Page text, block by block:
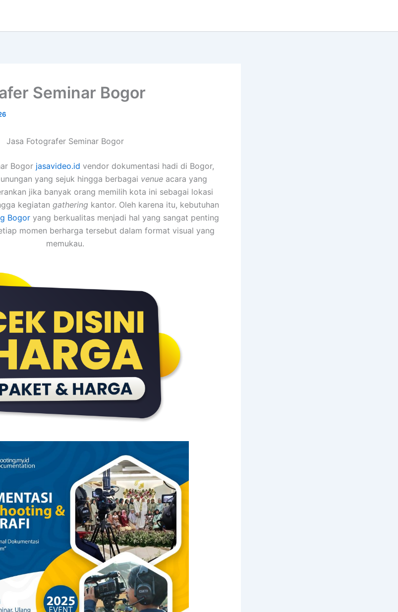
Seminar Bogor
Jasa Fotografer Seminar Bogor
Bogor jasavideo.id vendor dokumentasi hadi di Bogor,
yang sejuk hingga berbagai venueacara yang
jika banyak orang memilih kota ini sebagai lokasi
kegiatan gathering kantor. Oleh karena itu, kebutuhan
Bogoryang berkualitas menjadi hal yang sangat penting
momen berharga tersebut dalam format visual yang
memukau.